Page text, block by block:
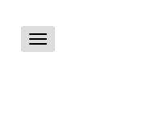
Toggle